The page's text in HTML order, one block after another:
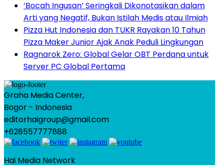
‘Bocah Ingusan’ Seringkali Dikonotasikan dalam
Arti yang Negatif, Bukan Istilah Medis atau Ilmiah
Pizza Hut Indonesia dan TUKR Rayakan 10 Tahun
Pizza Maker Junior Ajak Anak Peduli Lingkungan
Ragnarok Zero: Global Gelar OBT Perdana untuk
Server PC Global Pertama
Graha Media Center,
Bogor - Indonesia
editorhaigroup@gmail.com
+628557777888
Hai Media Network